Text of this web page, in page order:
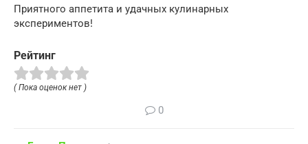
Приятного аппетита и удачных кулинарных
экспериментов!
Рейтинг
( Пока оценок нет )
0